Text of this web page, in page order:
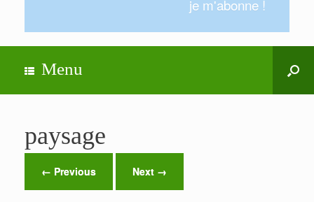
je m'abonne !
Menu
paysage
← Previous Next →